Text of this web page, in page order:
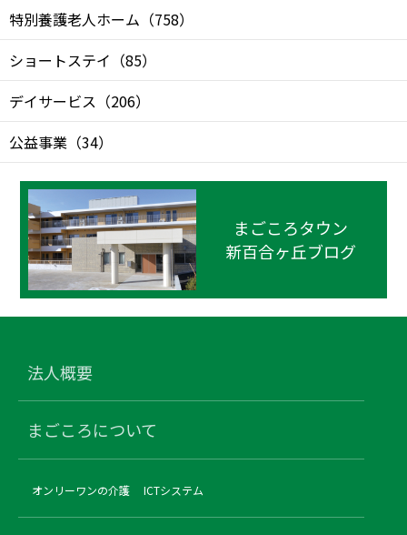
特別養護老人ホーム （758）
ショートステイ （85）
デイサービス （206）
公益事業 （34）
まごころタウン
新百合ヶ丘ブログ
法人概要
まごころについて
オンリーワンの介護 ICTシステム